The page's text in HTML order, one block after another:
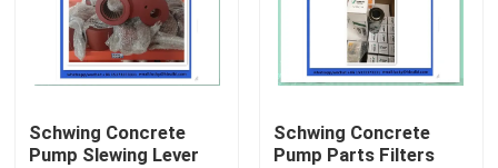
Wycieczka po fabryce
Kontrola jakości
Schwing Concrete
Pump Slewing Lever
Schwing Concrete
Pump Parts Filters